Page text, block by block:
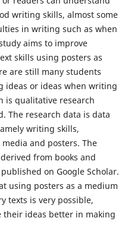
writing skills, almost some
in writing such as when
aims to improve
skills using posters as
are still many students
ideas or ideas when writing
is qualitative research
The research data is data
writing skills,
and posters. The
from books and
on Google Scholar.
using posters as a medium
texts is very possible,
their ideas better in making